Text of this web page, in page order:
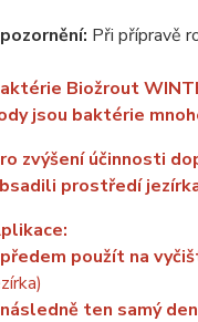
Při přípravě
Biožrout
jsou baktérie
zvýšení účinnosti
prostředí
použít na
ten samý